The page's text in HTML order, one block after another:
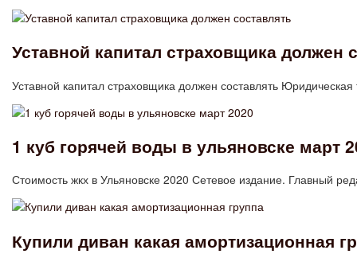
Уставной капитал страховщика должен
Уставной капитал страховщика должен составлять
1 куб горячей воды в ульяновске март
Стоимость жкх в Ульяновске 2020 Сетевое издание. Главный
Купили диван какая амортизационная